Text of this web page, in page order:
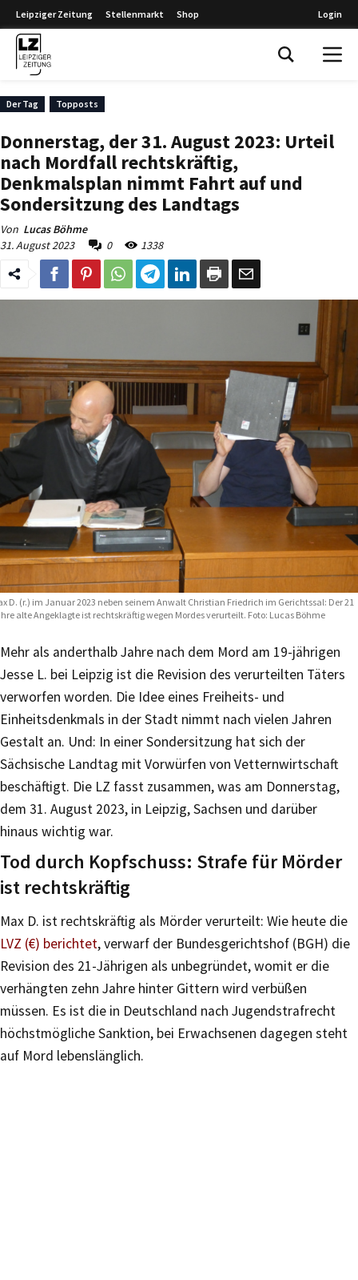
Leipziger Zeitung Stellenmarkt Shop Login
Der Tag Topposts
Donnerstag, der 31. August 2023: Urteil
nach Mordfall rechtskräftig,
Denkmalsplan nimmt Fahrt auf und
Sondersitzung des Landtags
Von Lucas Böhme
31. August 2023
0 1338
D. (r.) im Januar 2023 neben seinem Anwalt Christian Friedrich im Gerichtssal: Der 21
alte Angeklagte ist rechtskräftig wegen Mordes verurteilt. Foto: Lucas Böhme
Mehr als anderthalb Jahre nach dem Mord am 19-jährigen
Jesse L. bei Leipzig ist die Revision des verurteilten Täters
verworfen worden. Die Idee eines Freiheits- und
Einheitsdenkmals in der Stadt nimmt nach vielen Jahren
Gestalt an. Und: In einer Sondersitzung hat sich der
Sächsische Landtag mit Vorwürfen von Vetternwirtschaft
beschäftigt. Die LZ fasst zusammen, was am Donnerstag,
dem 31. August 2023, in Leipzig, Sachsen und darüber
hinaus wichtig war.
Tod durch Kopfschuss: Strafe für Mörder
ist rechtskräftig
Max D. ist rechtskräftig als Mörder verurteilt: Wie heute die
LVZ (€) berichtet, verwarf der Bundesgerichtshof (BGH) die
Revision des 21-Jährigen als unbegründet, womit er die
verhängten zehn Jahre hinter Gittern wird verbüßen
müssen. Es ist die in Deutschland nach Jugendstrafrecht
höchstmögliche Sanktion, bei Erwachsenen dagegen steht
auf Mord lebenslänglich.